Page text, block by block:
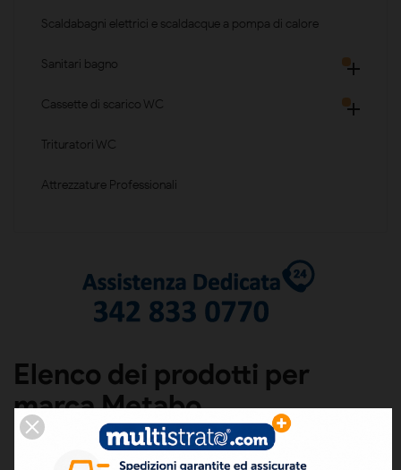
Scaldabagni elettrici e scaldacque a pompa di calore
Sanitari bagno 
Cassette di scarico WC 
Trituratori WC
Attrezzature Professionali
Elenco dei prodotti per
marca Metabo